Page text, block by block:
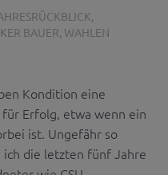
,
BAUER, WAHLEN
Kondition eine
Erfolg, etwa wenn ein
ist. Ungefähr so
die letzten fünf Jahre